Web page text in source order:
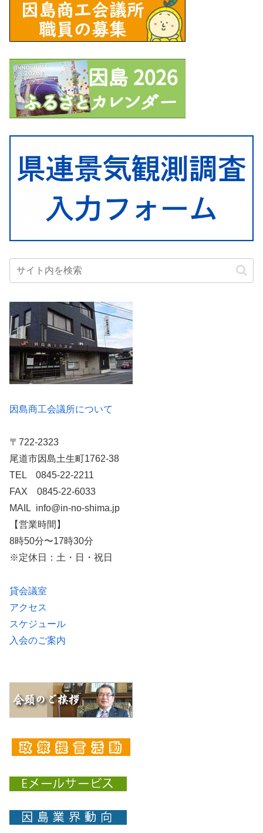
因島商工会議所について
〒722-2323
尾道市因島土生町1762-38
TEL 0845-22-2211
FAX 0845-22-6033
MAIL info@in-no-shima.jp
【営業時間】
8時50分〜17時30分
※定休日：土・日・祝日
貸会議室
アクセス
スケジュール
入会のご案内